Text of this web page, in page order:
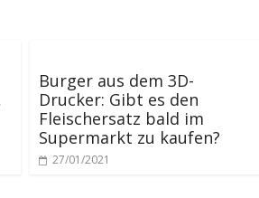
Burger aus dem 3D-
Drucker: Gibt es den
Fleischersatz bald im
Supermarkt zu kaufen?
27/01/2021